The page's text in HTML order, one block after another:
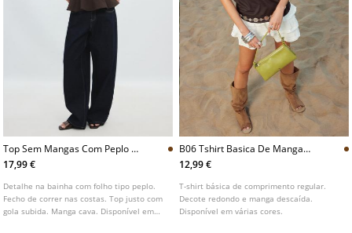
Top Sem Mangas Com Peplo E
Gola Subida
17,99 €
Detalhe na bainha com folho tipo peplo.
Fecho de correr nas costas. Top justo com
gola subida. Manga cava. Disponível em
B06 Tshirt Basica De Manga
Descaida
12,99 €
T-shirt básica de comprimento regular.
Decote redondo e manga descaída.
Disponível em várias cores.